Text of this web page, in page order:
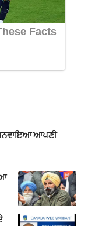
ਮਨਵਾਇਆ ਆਪਣੀ